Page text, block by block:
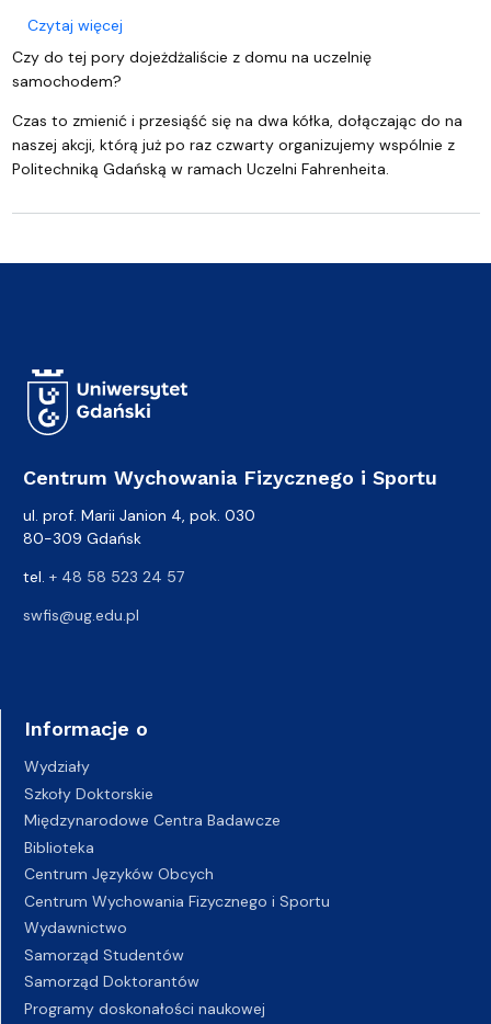
Czytaj więcejo Dołącz do 4. edycji kampanii „Rowerem na
Czy do tej pory dojeżdżaliście z domu na uczelnię
samochodem?
Czas to zmienić i przesiąść się na dwa kółka, dołączając do na
naszej akcji, którą już po raz czwarty organizujemy wspólnie z
Politechniką Gdańską w ramach Uczelni Fahrenheita.
Centrum Wychowania Fizycznego i Sportu
ul. prof. Marii Janion 4, pok. 030
80-309 Gdańsk
tel. + 48 58 523 24 57
swfis@ug.edu.pl
Informacje o
Wydziały
Szkoły Doktorskie
Międzynarodowe Centra Badawcze
Biblioteka
Centrum Języków Obcych
Centrum Wychowania Fizycznego i Sportu
Wydawnictwo
Samorząd Studentów
Samorząd Doktorantów
Programy doskonałości naukowej